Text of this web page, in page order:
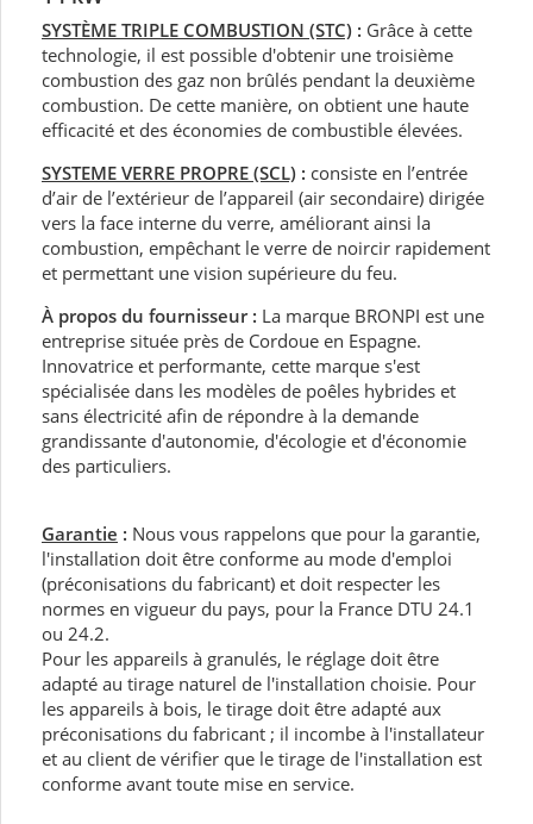
SYSTÈME TRIPLE COMBUSTION (STC) : Grâce à cette
technologie, il est possible d'obtenir une troisième
combustion des gaz non brûlés pendant la deuxième
combustion. De cette manière, on obtient une haute
efficacité et des économies de combustible élevées.
SYSTEME VERRE PROPRE (SCL) : consiste en l’entrée
d’air de l’extérieur de l’appareil (air secondaire) dirigée
vers la face interne du verre, améliorant ainsi la
combustion, empêchant le verre de noircir rapidement
et permettant une vision supérieure du feu.
À propos du fournisseur : La marque BRONPI est une
entreprise située près de Cordoue en Espagne.
Innovatrice et performante, cette marque s'est
spécialisée dans les modèles de poêles hybrides et
sans électricité afin de répondre à la demande
grandissante d'autonomie, d'écologie et d'économie
des particuliers.
Garantie : Nous vous rappelons que pour la garantie,
l'installation doit être conforme au mode d'emploi
(préconisations du fabricant) et doit respecter les
normes en vigueur du pays, pour la France DTU 24.1
ou 24.2.
Pour les appareils à granulés, le réglage doit être
adapté au tirage naturel de l'installation choisie. Pour
les appareils à bois, le tirage doit être adapté aux
préconisations du fabricant ; il incombe à l'installateur
et au client de vérifier que le tirage de l'installation est
conforme avant toute mise en service.